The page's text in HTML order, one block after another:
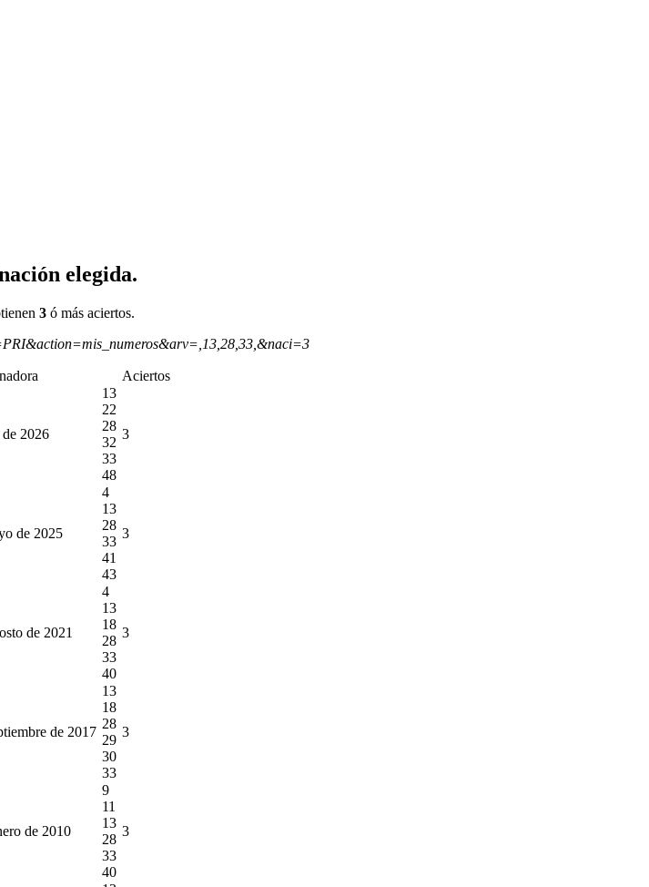
elegida.
3 ó más aciertos.
Aciertos
2026
13
22
28
32
33
48
3
de 2025
4
13
28
33
41
43
3
de 2021
4
13
18
28
33
40
3
de 2017
13
18
28
29
30
33
3
de 2010
9
11
13
28
33
40
3